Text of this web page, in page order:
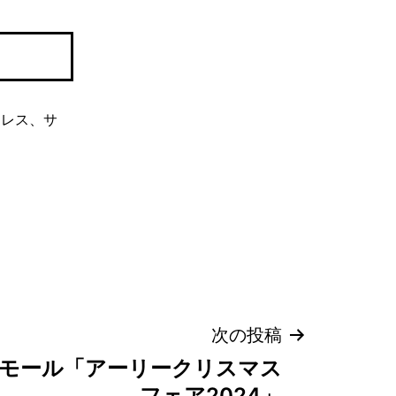
ス、サ
次の投稿
ール「アーリークリスマス